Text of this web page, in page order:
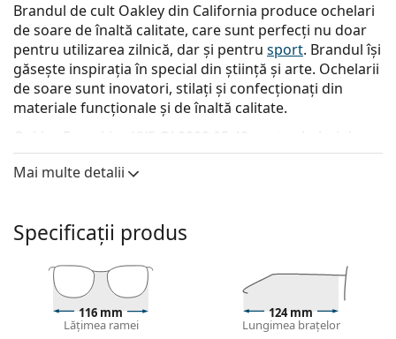
Brandul de cult Oakley din California produce ochelari
de soare de înaltă calitate, care sunt perfecți nu doar
pentru utilizarea zilnică, dar și pentru sport. Brandul își
găsește inspirația în special din știință și arte. Ochelarii
de soare sunt inovatori, stilați și confecționați din
materiale funcționale și de înaltă calitate.
Oakley Frogskins XXS OJ 9009 05 48
sunt ochelari de
soare pentru copii.
Ramă ochelari de soare
Culoarea verde a ramei se potrivește perfect cu un
ton rece al pielii și cu părul șaten închis, negru sau
roșcat.
Ramele pătrate de ochelari de soaresunt o alegere
Mai multe detalii
Specificații produs
116 mm
Lățimea ramei
124 mm
Lungimea brațelor